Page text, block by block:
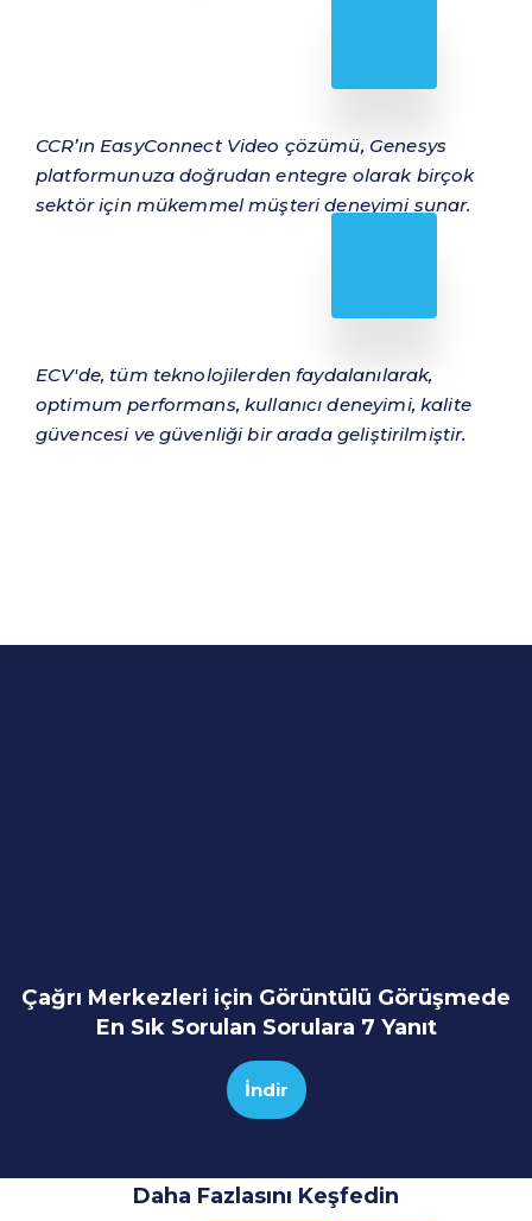
CCR’ın EasyConnect Video çözümü, Genesys
platformunuza doğrudan entegre olarak birçok
sektör için mükemmel müşteri deneyimi sunar.
ECV'de, tüm teknolojilerden faydalanılarak,
optimum performans, kullanıcı deneyimi, kalite
güvencesi ve güvenliği bir arada geliştirilmiştir.
Çağrı Merkezleri için Görüntülü Görüşmede
En Sık Sorulan Sorulara 7 Yanıt
İndir
Daha Fazlasını Keşfedin